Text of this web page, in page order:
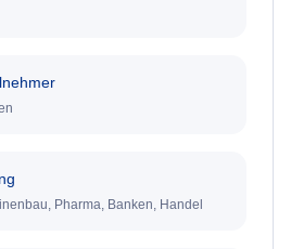
Pharma, Banken, Handel